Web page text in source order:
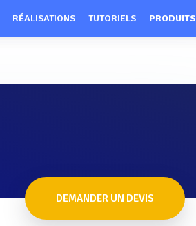
RÉALISATIONS TUTORIELS PRODUITS
DEMANDER UN DEVIS